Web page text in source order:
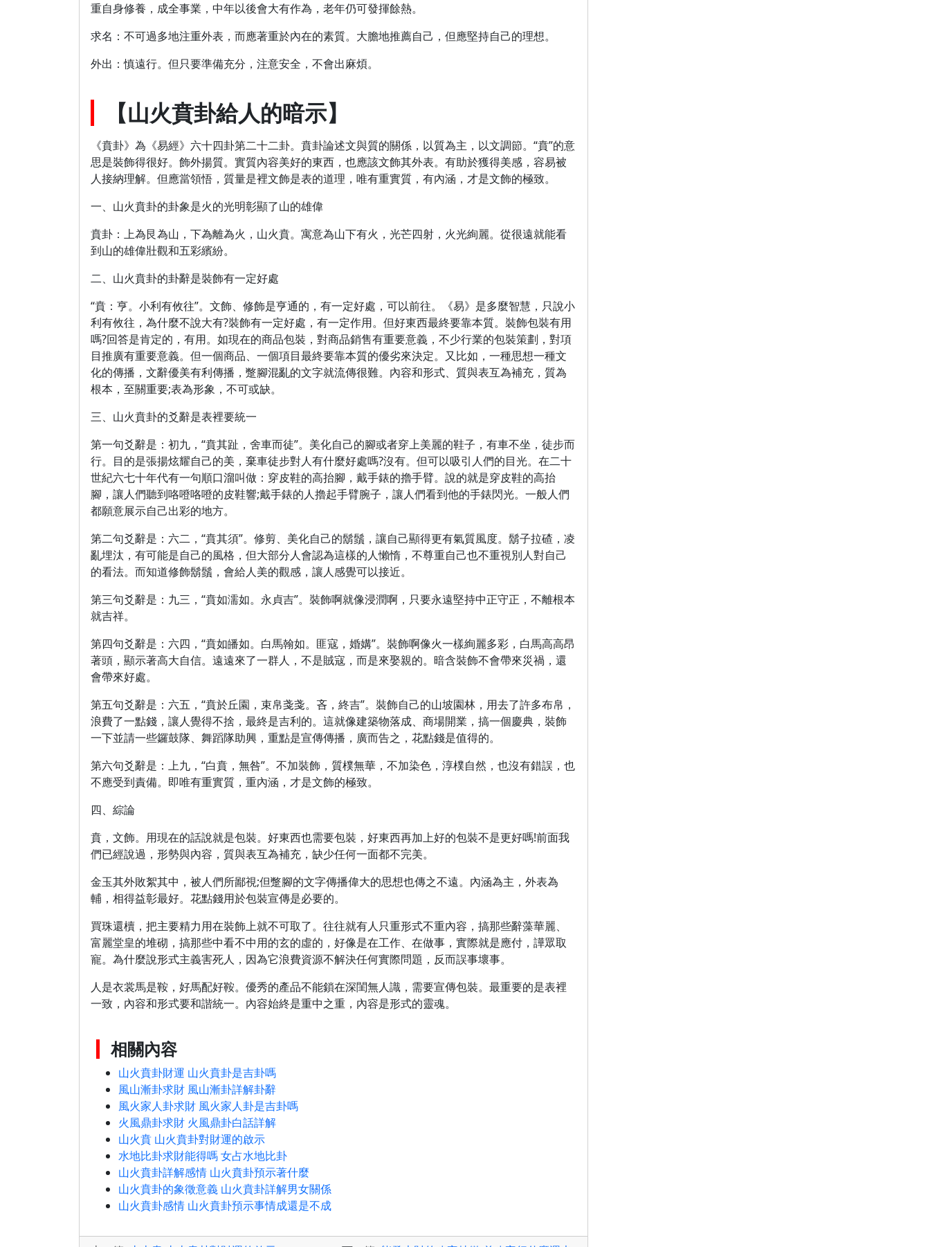
重自身修養，成全事業，中年以後會大有作為，老年仍可發揮餘熱。
求名：不可過多地注重外表，而應著重於內在的素質。大膽地推薦自己，但應堅持自己的理想。
外出：慎遠行。但只要準備充分，注意安全，不會出麻煩。
【山火賁卦給人的暗示】
《賁卦》為《易經》六十四卦第二十二卦。賁卦論述文與質的關係，以質為主，以文調節。“賁”的意
思是裝飾得很好。飾外揚質。實質內容美好的東西，也應該文飾其外表。有助於獲得美感，容易被
人接納理解。但應當領悟，質量是裡文飾是表的道理，唯有重實質，有內涵，才是文飾的極致。
一、山火賁卦的卦象是火的光明彰顯了山的雄偉
賁卦：上為艮為山，下為離為火，山火賁。寓意為山下有火，光芒四射，火光絢麗。從很遠就能看
到山的雄偉壯觀和五彩繽紛。
二、山火賁卦的卦辭是裝飾有一定好處
“賁：亨。小利有攸往”。文飾、修飾是亨通的，有一定好處，可以前往。《易》是多麼智慧，只說小
利有攸往，為什麼不說大有?裝飾有一定好處，有一定作用。但好東西最終要靠本質。裝飾包裝有用
嗎?回答是肯定的，有用。如現在的商品包裝，對商品銷售有重要意義，不少行業的包裝策劃，對項
目推廣有重要意義。但一個商品、一個項目最終要靠本質的優劣來決定。又比如，一種思想一種文
化的傳播，文辭優美有利傳播，蹩腳混亂的文字就流傳很難。內容和形式、質與表互為補充，質為
根本，至關重要;表為形象，不可或缺。
三、山火賁卦的爻辭是表裡要統一
第一句爻辭是：初九，“賁其趾，舍車而徒”。美化自己的腳或者穿上美麗的鞋子，有車不坐，徒步而
行。目的是張揚炫耀自己的美，棄車徒步對人有什麼好處嗎?沒有。但可以吸引人們的目光。在二十
世紀六七十年代有一句順口溜叫做：穿皮鞋的高抬腳，戴手錶的擼手臂。說的就是穿皮鞋的高抬
腳，讓人們聽到咯噔咯噔的皮鞋響;戴手錶的人擼起手臂腕子，讓人們看到他的手錶閃光。一般人們
都願意展示自己出彩的地方。
第二句爻辭是：六二，“賁其須”。修剪、美化自己的鬍鬚，讓自己顯得更有氣質風度。鬍子拉碴，凌
亂埋汰，有可能是自己的風格，但大部分人會認為這樣的人懶惰，不尊重自己也不重視別人對自己
的看法。而知道修飾鬍鬚，會給人美的觀感，讓人感覺可以接近。
第三句爻辭是：九三，“賁如濡如。永貞吉”。裝飾啊就像浸潤啊，只要永遠堅持中正守正，不離根本
就吉祥。
第四句爻辭是：六四，“賁如皤如。白馬翰如。匪寇，婚媾”。裝飾啊像火一樣絢麗多彩，白馬高高昂
著頭，顯示著高大自信。遠遠來了一群人，不是賊寇，而是來娶親的。暗含裝飾不會帶來災禍，還
會帶來好處。
第五句爻辭是：六五，“賁於丘園，束帛戔戔。吝，終吉”。裝飾自己的山坡園林，用去了許多布帛，
浪費了一點錢，讓人覺得不捨，最終是吉利的。這就像建築物落成、商場開業，搞一個慶典，裝飾
一下並請一些鑼鼓隊、舞蹈隊助興，重點是宣傳傳播，廣而告之，花點錢是值得的。
第六句爻辭是：上九，“白賁，無咎”。不加裝飾，質樸無華，不加染色，淳樸自然，也沒有錯誤，也
不應受到責備。即唯有重實質，重內涵，才是文飾的極致。
四、綜論
賁，文飾。用現在的話說就是包裝。好東西也需要包裝，好東西再加上好的包裝不是更好嗎!前面我
們已經說過，形勢與內容，質與表互為補充，缺少任何一面都不完美。
金玉其外敗絮其中，被人們所鄙視;但蹩腳的文字傳播偉大的思想也傳之不遠。內涵為主，外表為
輔，相得益彰最好。花點錢用於包裝宣傳是必要的。
買珠還櫝，把主要精力用在裝飾上就不可取了。往往就有人只重形式不重內容，搞那些辭藻華麗、
富麗堂皇的堆砌，搞那些中看不中用的玄的虛的，好像是在工作、在做事，實際就是應付，譁眾取
寵。為什麼說形式主義害死人，因為它浪費資源不解決任何實際問題，反而誤事壞事。
人是衣裳馬是鞍，好馬配好鞍。優秀的產品不能鎖在深閨無人識，需要宣傳包裝。最重要的是表裡
一致，內容和形式要和諧統一。內容始終是重中之重，內容是形式的靈魂。
相關內容
山火賁卦財運 山火賁卦是吉卦嗎
風山漸卦求財 風山漸卦詳解卦辭
風火家人卦求財 風火家人卦是吉卦嗎
火風鼎卦求財 火風鼎卦白話詳解
山火賁 山火賁卦對財運的啟示
水地比卦求財能得嗎 女占水地比卦
山火賁卦詳解感情 山火賁卦預示著什麼
山火賁卦的象徵意義 山火賁卦詳解男女關係
山火賁卦感情 山火賁卦預示事情成還是不成